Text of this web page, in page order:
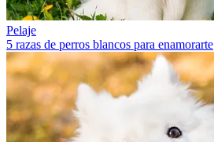
Pelaje
5 razas de perros blancos para enamorarte